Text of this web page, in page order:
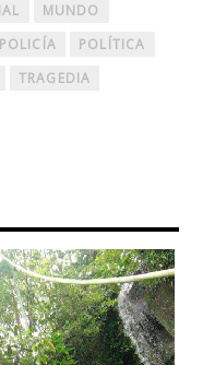
MUNDO
POLICÍA
POLÍTICA
TRAGEDIA